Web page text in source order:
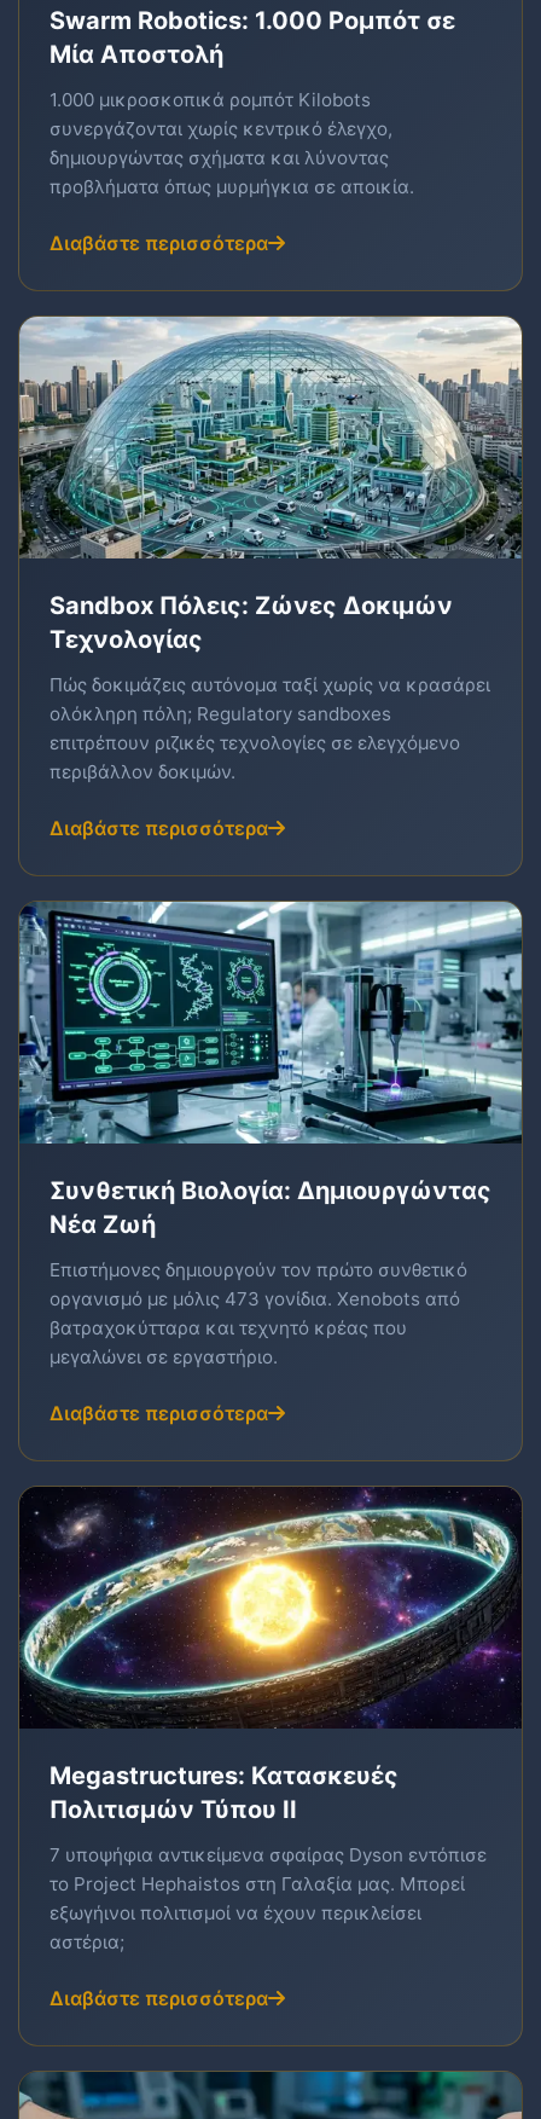
Swarm Robotics: 1.000 Ρομπότ σε
Μία Αποστολή
1.000 μικροσκοπικά ρομπότ Kilobots
συνεργάζονται χωρίς κεντρικό έλεγχο,
δημιουργώντας σχήματα και λύνοντας
προβλήματα όπως μυρμήγκια σε αποικία.
Διαβάστε περισσότερα
Sandbox Πόλεις: Ζώνες Δοκιμών
Τεχνολογίας
Πώς δοκιμάζεις αυτόνομα ταξί χωρίς να κρασάρει
ολόκληρη πόλη; Regulatory sandboxes
επιτρέπουν ριζικές τεχνολογίες σε ελεγχόμενο
περιβάλλον δοκιμών.
Διαβάστε περισσότερα
Συνθετική Βιολογία: Δημιουργώντας
Νέα Ζωή
Επιστήμονες δημιουργούν τον πρώτο συνθετικό
οργανισμό με μόλις 473 γονίδια. Xenobots από
βατραχοκύτταρα και τεχνητό κρέας που
μεγαλώνει σε εργαστήριο.
Διαβάστε περισσότερα
Megastructures: Κατασκευές
Πολιτισμών Τύπου II
7 υποψήφια αντικείμενα σφαίρας Dyson εντόπισε
το Project Hephaistos στη Γαλαξία μας. Μπορεί
εξωγήινοι πολιτισμοί να έχουν περικλείσει
αστέρια;
Διαβάστε περισσότερα